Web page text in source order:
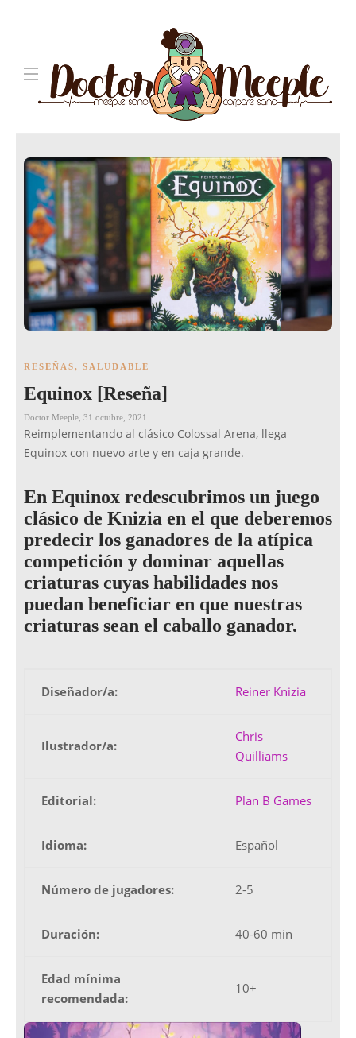
RESEÑAS, SALUDABLE
Equinox [Reseña]
Doctor Meeple 31 octubre, 2021
Reimplementando al clásico Colossal Arena, llega
Equinox con nuevo arte y en caja grande.
En Equinox redescubrimos un juego
clásico de Knizia en el que deberemos
predecir los ganadores de la atípica
competición y dominar aquellas
criaturas cuyas habilidades nos
puedan beneficiar en que nuestras
criaturas sean el caballo ganador.
Diseñador/a: Reiner Knizia
Ilustrador/a:
Chris
Quilliams
Editorial: Plan B Games
Idioma: Español
Número de jugadores: 2-5
Duración: 40-60 min
Edad mínima
recomendada:
10+